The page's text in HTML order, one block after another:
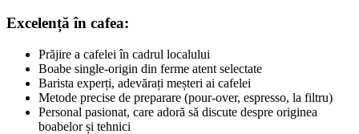
Excelență în cafea:
Prăjire a cafelei în cadrul localului
Boabe single-origin din ferme atent selectate
Barista experți, adevărați meșteri ai cafelei
Metode precise de preparare (pour-over, espresso, la filtru)
Personal pasionat, care adoră să discute despre originea
boabelor și tehnici